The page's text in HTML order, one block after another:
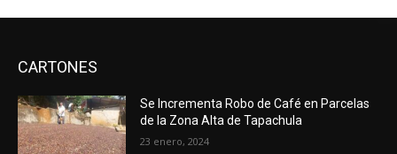
CARTONES
Se Incrementa Robo de Café en Parcelas
de la Zona Alta de Tapachula
23 enero, 2024